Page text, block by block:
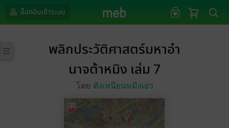
ล็อกอินเข้าระบบ
พลิกประวัติศาสตร์มหาอำ
นาจต้าหมิง เล่ม 7
โดย ตังเหนียนหมิงเย่ว